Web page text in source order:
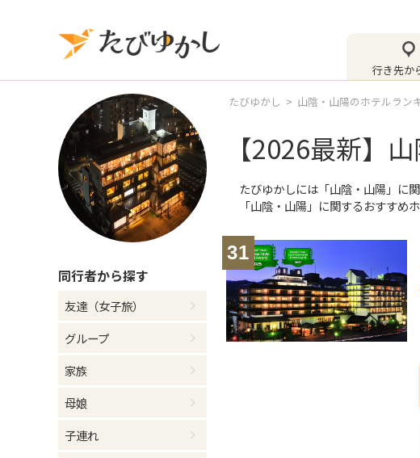
行き先か
同行者から探す
友達（女子旅）
グループ
家族
母娘
子連れ
たびゆかし 山陰・山陽のホテルラン
【2026最新】
たびゆかしには 「山陰・山陽」 に
「山陰・山陽」 に関するおすすめ
31